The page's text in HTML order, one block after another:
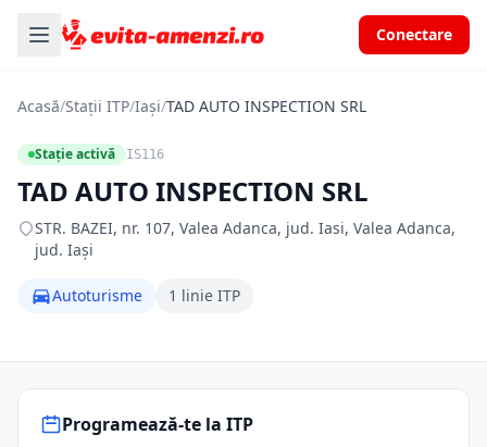
Conectare
Acasă/Stații ITP/Iași/TAD AUTO INSPECTION SRL
Stație activă IS116
TAD AUTO INSPECTION SRL
STR. BAZEI, nr. 107, Valea Adanca, jud. Iasi, Valea Adanca,
jud. Iași
Autoturisme 1 linie ITP
Programează-te la ITP